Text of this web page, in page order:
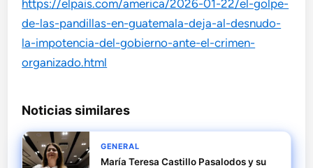
https://elpais.com/america/2026-01-22/el-golpe-
de-las-pandillas-en-guatemala-deja-al-desnudo-
la-impotencia-del-gobierno-ante-el-crimen-
organizado.html
Noticias similares
GENERAL
María Teresa Castillo Pasalodos y su